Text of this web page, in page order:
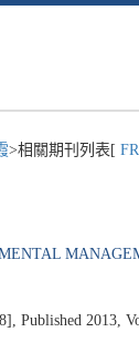
>相關期刊列表[
2013,